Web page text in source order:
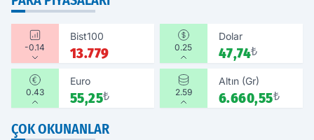
-0.14
Bist100
13.779 0.25
Dolar
47,74₺
0.43
Euro
55,25₺ 2.59
Altın (Gr)
6.660,55₺
ÇOK OKUNANLAR